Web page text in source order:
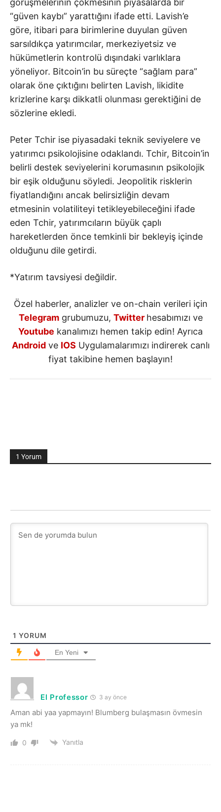
görüşmelerinin çökmesinin piyasalarda bir
“güven kaybı” yarattığını ifade etti. Lavish’e
göre, itibari para birimlerine duyulan güven
sarsıldıkça yatırımcılar, merkeziyetsiz ve
hükümetlerin kontrolü dışındaki varlıklara
yöneliyor. Bitcoin’in bu süreçte “sağlam para”
olarak öne çıktığını belirten Lavish, likidite
krizlerine karşı dikkatli olunması gerektiğini de
sözlerine ekledi.
Peter Tchir ise piyasadaki teknik seviyelere ve
yatırımcı psikolojisine odaklandı. Tchir, Bitcoin’in
belirli destek seviyelerini korumasının psikolojik
bir eşik olduğunu söyledi. Jeopolitik risklerin
fiyatlandığını ancak belirsizliğin devam
etmesinin volatiliteyi tetikleyebileceğini ifade
eden Tchir, yatırımcıların büyük çaplı
hareketlerden önce temkinli bir bekleyiş içinde
olduğunu dile getirdi.
*Yatırım tavsiyesi değildir.
Özel haberler, analizler ve on-chain verileri için
Telegramgrubumuzu, Twitter hesabımızı ve
Youtube kanalımızı hemen takip edin! Ayrıca
Androidve IOS Uygulamalarımızı indirerek canlı
fiyat takibine hemen başlayın!
1 Yorum
1 YORUM
En Yeni
El Professor 3 ay önce
Aman abi yaa yapmayın! Blumberg bulaşmasın övmesin
ya mk!
0 Yanıtla